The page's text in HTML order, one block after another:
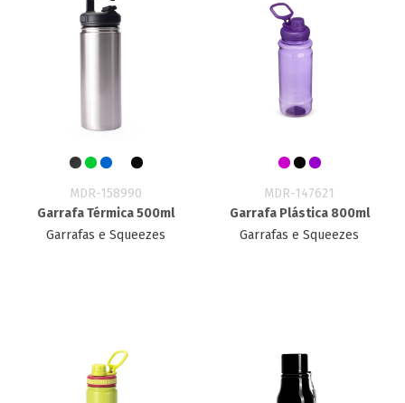
MDR-158990
Garrafa Térmica 500ml
Garrafas e Squeezes
MDR-147621
Garrafa Plástica 800ml
Garrafas e Squeezes